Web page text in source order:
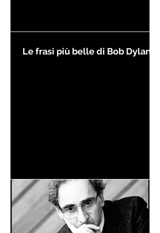
Le frasi più belle di Bob Dylan